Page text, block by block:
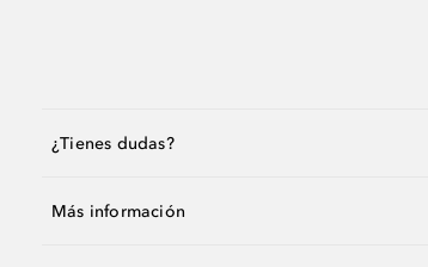
¿Tienes dudas?
Más información